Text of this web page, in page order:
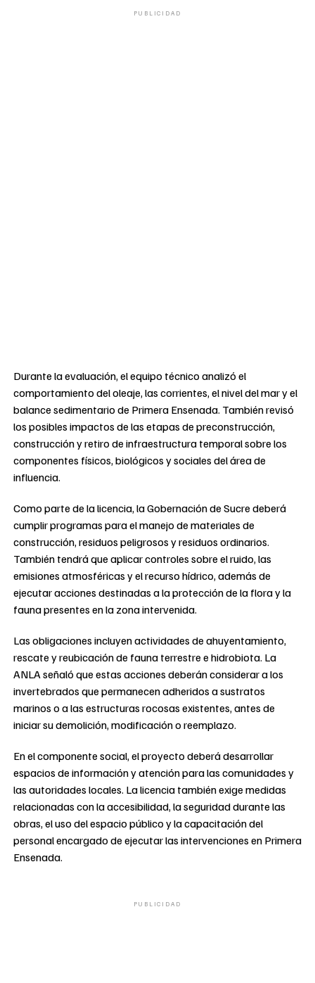
PUBLICIDAD
Durante la evaluación, el equipo técnico analizó el
comportamiento del oleaje, las corrientes, el nivel del mar y el
balance sedimentario de Primera Ensenada. También revisó
los posibles impactos de las etapas de preconstrucción,
construcción y retiro de infraestructura temporal sobre los
componentes físicos, biológicos y sociales del área de
influencia.
Como parte de la licencia, la Gobernación de Sucre deberá
cumplir programas para el manejo de materiales de
construcción, residuos peligrosos y residuos ordinarios.
También tendrá que aplicar controles sobre el ruido, las
emisiones atmosféricas y el recurso hídrico, además de
ejecutar acciones destinadas a la protección de la flora y la
fauna presentes en la zona intervenida.
Las obligaciones incluyen actividades de ahuyentamiento,
rescate y reubicación de fauna terrestre e hidrobiota. La
ANLA señaló que estas acciones deberán considerar a los
invertebrados que permanecen adheridos a sustratos
marinos o a las estructuras rocosas existentes, antes de
iniciar su demolición, modificación o reemplazo.
En el componente social, el proyecto deberá desarrollar
espacios de información y atención para las comunidades y
las autoridades locales. La licencia también exige medidas
relacionadas con la accesibilidad, la seguridad durante las
obras, el uso del espacio público y la capacitación del
personal encargado de ejecutar las intervenciones en Primera
Ensenada.
PUBLICIDAD